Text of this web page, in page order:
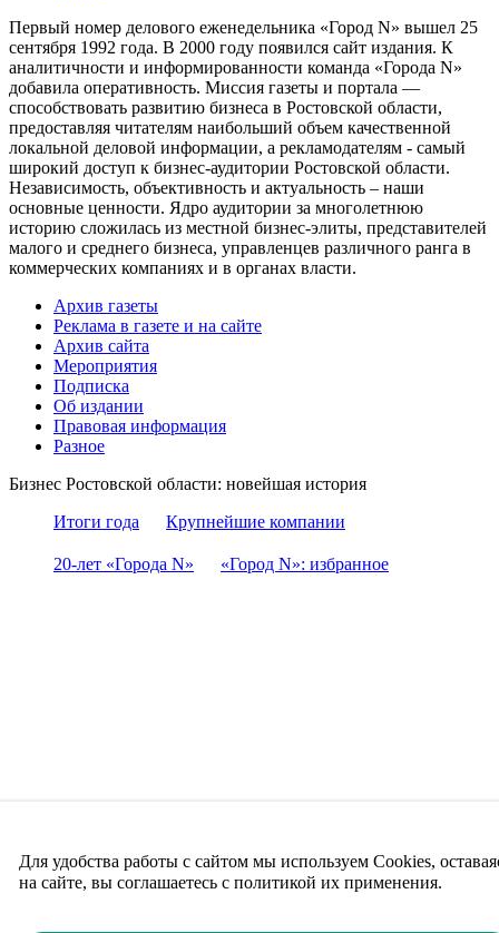
Первый номер делового еженедельника «Город N» вышел 25
сентября 1992 года. В 2000 году появился сайт издания. К
аналитичности и информированности команда «Города N»
добавила оперативность. Миссия газеты и портала —
способствовать развитию бизнеса в Ростовской области,
предоставляя читателям наибольший объем качественной
локальной деловой информации, а рекламодателям - самый
широкий доступ к бизнес-аудитории Ростовской области.
Независимость, объективность и актуальность – наши
основные ценности. Ядро аудитории за многолетнюю
историю сложилась из местной бизнес-элиты, представителей
малого и среднего бизнеса, управленцев различного ранга в
коммерческих компаниях и в органах власти.
Архив газеты
Реклама в газете и на сайте
Архив сайта
Мероприятия
Подписка
Об издании
Правовая информация
Разное
Бизнес Ростовской области: новейшая история
Итоги года
Крупнейшие компании
20-лет «Города N» «Город N»: избранное
Для удобства работы с сайтом мы используем Cookies,
на сайте, вы соглашаетесь с политикой их применения.